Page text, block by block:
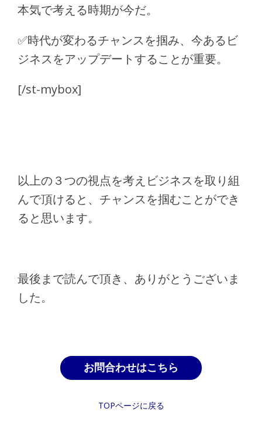
本気で考える時期が今だ。
✅時代が変わるチャンスを掴み、今あるビ
ジネスをアップデートすることが重要。
[/st-mybox]
以上の３つの視点を考えビジネスを取り組
んで頂けると、チャンスを掴むことができ
ると思います。
最後まで読んで頂き、ありがとうございま
した。
お問合わせはこちら
TOPページに戻る